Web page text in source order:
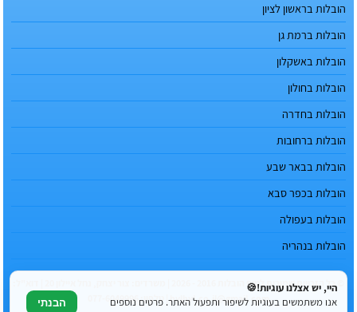
הובלות בראשון לציון
הובלות ברמת גן
הובלות באשקלון
הובלות בחולון
הובלות בחדרה
הובלות ברחובות
הובלות בבאר שבע
הובלות בכפר סבא
הובלות בעפולה
הובלות בנהריה
hvlhvl.co.il@gmail.com | טלפון: 077-6049996
היי, יש אצלנו עוגיות!🍪
אנו משתמשים בעוגיות לשיפור ותפעול האתר. פרטים נוספים
הבנתי